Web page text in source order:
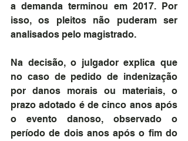
a demanda terminou em 2017. Por
isso, os pleitos não puderam ser
analisados pelo magistrado.
Na decisão, o julgador explica que
no caso de pedido de indenização
por danos morais ou materiais, o
prazo adotado é de cinco anos após
o evento danoso, observado o
período de dois anos após o fim do